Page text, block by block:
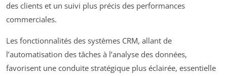
des clients et un suivi plus précis des performances
commerciales.
Les fonctionnalités des systèmes CRM, allant de
l’automatisation des tâches à l’analyse des données,
favorisent une conduite stratégique plus éclairée, essentielle